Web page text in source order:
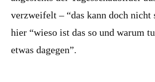
verzweifelt – “das kann doch nicht
hier “wieso ist das so und warum
etwas dagegen”.